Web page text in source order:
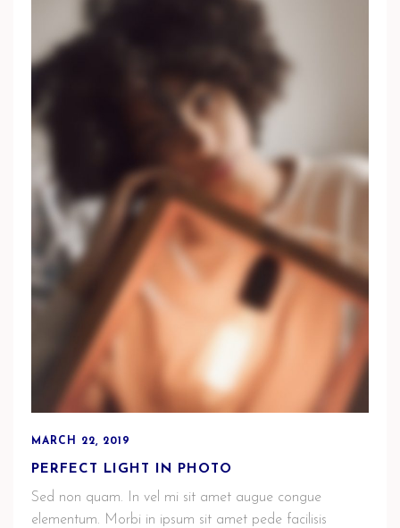
MARCH 22, 2019
PERFECT LIGHT IN PHOTO
Sed non quam. In vel mi sit amet augue congue
elementum. Morbi in ipsum sit amet pede facilisis